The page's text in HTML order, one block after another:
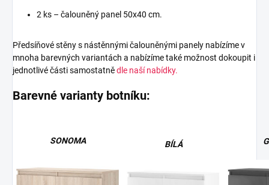
2 ks – čalouněný panel 50x40 cm.
Předsíňové stěny s nástěnnými čalouněnými panely nabízíme v
mnoha barevných variantách a nabízíme také možnost dokoupit i
jednotlivé části samostatnědle naší nabídky.
Barevné varianty botníku:
SONOMA BÍLÁ